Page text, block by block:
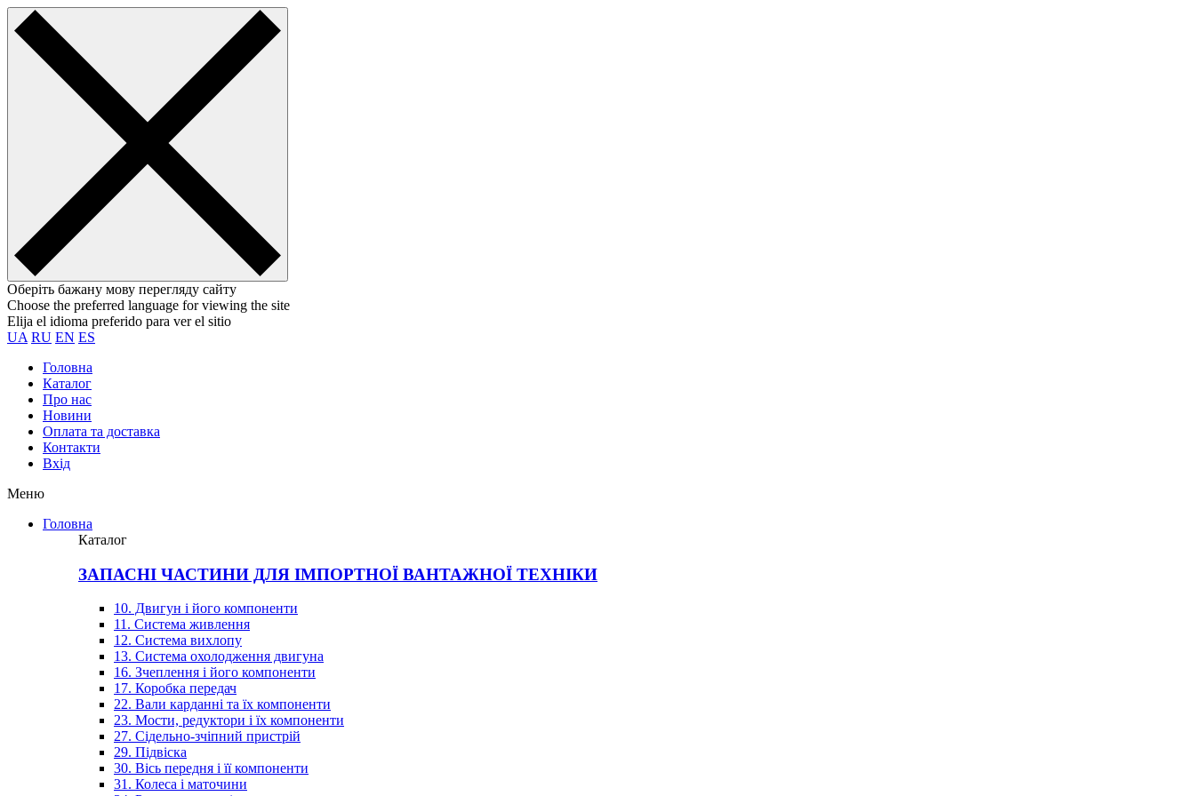
Оберіть бажану мову перегляду сайту
Choose the preferred language for viewing the site
Elija el idioma preferido para ver el sitio
UA RU EN ES
Головна
Каталог
Про нас
Новини
Оплата та доставка
Контакти
Вхiд
Меню
Головна
Каталог
ЗАПАСНІ ЧАСТИНИ ДЛЯ ІМПОРТНОЇ ВАНТАЖНОЇ ТЕХНІКИ
10. Двигун і його компоненти
11. Система живлення
12. Система вихлопу
13. Система охолодження двигуна
16. Зчеплення і його компоненти
17. Коробка передач
22. Вали карданні та їх компоненти
23. Мости, редуктори і їх компоненти
27. Сідельно-зчіпний пристрій
29. Підвіска
30. Вісь передня і її компоненти
31. Колеса і маточини